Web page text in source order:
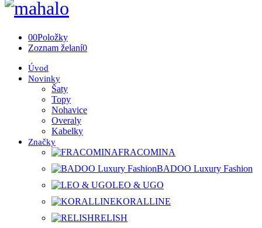
00Položky
Zoznam želaní0
Úvod
Novinky
Šaty
Topy
Nohavice
Overaly
Kabelky
Značky
FRACOMINA
BADOO Luxury Fashion
LEO & UGO
KORALLINE
RELISH